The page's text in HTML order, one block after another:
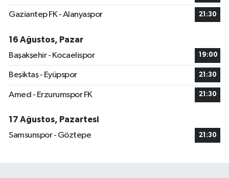
Gaziantep FK - Alanyaspor 21:30
16 Ağustos, Pazar
Başakşehir - Kocaelispor
19:00
Beşiktaş - Eyüpspor 21:30
Amed - Erzurumspor FK 21:30
17 Ağustos, Pazartesi
Samsunspor - Göztepe
21:30